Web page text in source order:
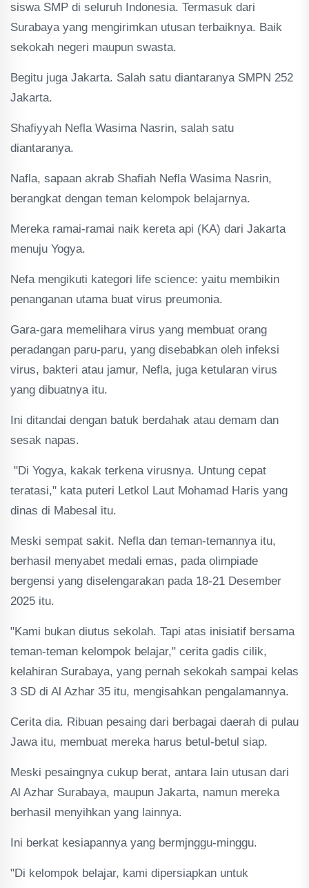
siswa SMP di seluruh Indonesia. Termasuk dari
Surabaya yang mengirimkan utusan terbaiknya. Baik
sekokah negeri maupun swasta.
Begitu juga Jakarta. Salah satu diantaranya SMPN 252
Jakarta.
Shafiyyah Nefla Wasima Nasrin, salah satu
diantaranya.
Nafla, sapaan akrab Shafiah Nefla Wasima Nasrin,
berangkat dengan teman kelompok belajarnya.
Mereka ramai-ramai naik kereta api (KA) dari Jakarta
menuju Yogya.
Nefa mengikuti kategori life science: yaitu membikin
penanganan utama buat virus preumonia.
Gara-gara memelihara virus yang membuat orang
peradangan paru-paru, yang disebabkan oleh infeksi
virus, bakteri atau jamur, Nefla, juga ketularan virus
yang dibuatnya itu.
Ini ditandai dengan batuk berdahak atau demam dan
sesak napas.
"Di Yogya, kakak terkena virusnya. Untung cepat
teratasi," kata puteri Letkol Laut Mohamad Haris yang
dinas di Mabesal itu.
Meski sempat sakit. Nefla dan teman-temannya itu,
berhasil menyabet medali emas, pada olimpiade
bergensi yang diselengarakan pada 18-21 Desember
2025 itu.
"Kami bukan diutus sekolah. Tapi atas inisiatif bersama
teman-teman kelompok belajar," cerita gadis cilik,
kelahiran Surabaya, yang pernah sekokah sampai kelas
3 SD di Al Azhar 35 itu, mengisahkan pengalamannya.
Cerita dia. Ribuan pesaing dari berbagai daerah di pulau
Jawa itu, membuat mereka harus betul-betul siap.
Meski pesaingnya cukup berat, antara lain utusan dari
Al Azhar Surabaya, maupun Jakarta, namun mereka
berhasil menyihkan yang lainnya.
Ini berkat kesiapannya yang bermjnggu-minggu.
"Di kelompok belajar, kami dipersiapkan untuk